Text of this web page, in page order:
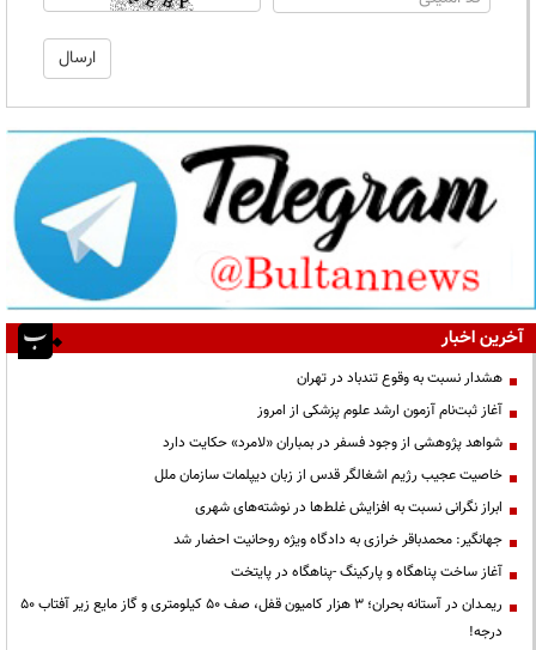
آخرین اخبار
هشدار نسبت به وقوع تندباد در تهران
آغاز ثبت‌نام آزمون ارشد علوم پزشکی از امروز
شواهد پژوهشی از وجود فسفر در بمباران «لامرد» حکایت دارد
خاصیت عجیب رژیم اشغالگر قدس از زبان دیپلمات سازمان ملل
ابراز نگرانی نسبت به افزایش غلط‌ها در نوشته‌های شهری
جهانگیر: محمدباقر خرازی به دادگاه ویژه روحانیت احضار شد
آغاز ساخت پناهگاه و پارکینگ -پناهگاه در پایتخت
ریمـدان در آستانه بحران؛ ۳ هزار کامیون قفل، صف ۵۰ کیلومتری و گاز مایع زیر آفتاب ۵۰
درجه!